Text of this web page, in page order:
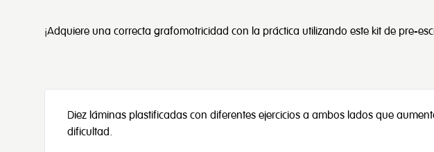
¡Adquiere una correcta grafomotricidad con la práctica utilizando este kit de pre-
Diez láminas plastificadas con diferentes ejercicios a ambos lados que
dificultad.